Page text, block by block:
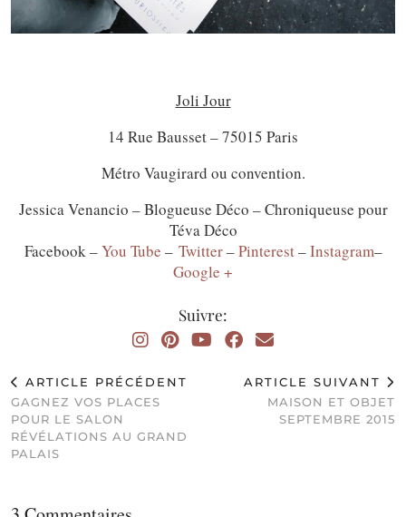
Joli Jour
14 Rue Bausset – 75015 Paris
Métro Vaugirard ou convention.
Jessica Venancio – Blogueuse Déco – Chroniqueuse pour
Téva Déco
Facebook –You Tube – Twitter–Pinterest–Instagram–
Google +
Suivre:
ARTICLE PRÉCÉDENT
GAGNEZ VOS PLACES
POUR LE SALON
RÉVÉLATIONS AU GRAND
PALAIS
ARTICLE SUIVANT
MAISON ET OBJET
SEPTEMBRE 2015